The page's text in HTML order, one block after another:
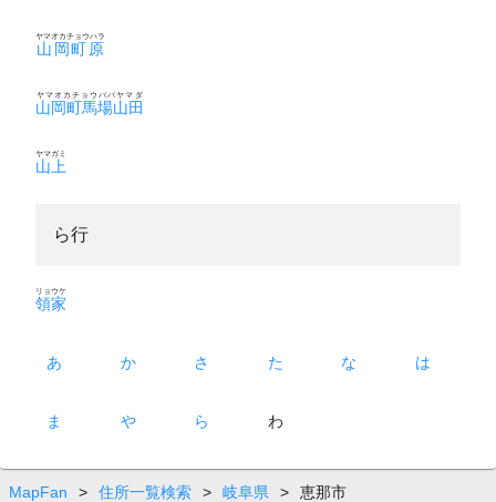
山岡町原
ヤマオカチョウハラ
山岡町馬場山田
ヤマオカチョウババヤマダ
山上
ヤマガミ
ら行
領家
リョウケ
あ か さ た な は
ま や ら わ
MapFan > 住所一覧検索 > 岐阜県 > 恵那市